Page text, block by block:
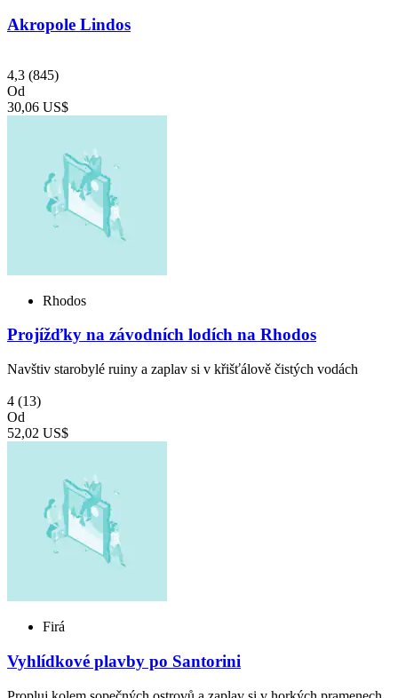
Akropole Lindos
4,3 (845)
Od
30,06 US$
Rhodos
Projížďky na závodních lodích na Rhodos
Navštiv starobylé ruiny a zaplav si v křišťálově čistých vodách
4 (13)
Od
52,02 US$
Firá
Vyhlídkové plavby po Santorini